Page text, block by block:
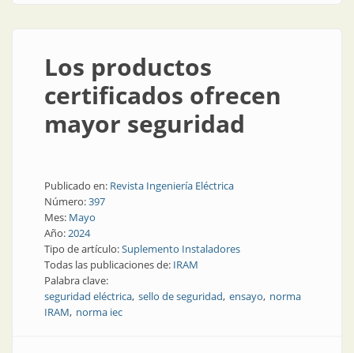
Los productos
certificados ofrecen
mayor seguridad
Publicado en: Revista Ingeniería Eléctrica
Número:397
Mes: Mayo
Año:2024
Tipo de artículo:Suplemento Instaladores
Todas las publicaciones de: IRAM
Palabra clave:
seguridad eléctrica sello de seguridad ensayo norma
IRAM norma iec